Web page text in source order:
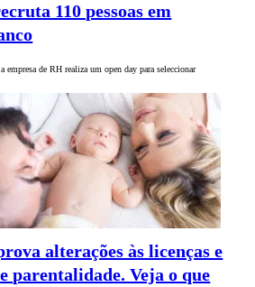
110 pessoas em
empresa de RH realiza um open day para seleccionar
alterações às licenças e
parentalidade. Veja o que